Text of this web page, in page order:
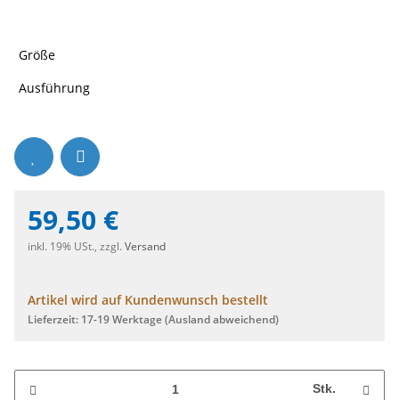
Größe
Ausführung
59,50 €
inkl. 19% USt., zzgl. Versand
Artikel wird auf Kundenwunsch bestellt
Lieferzeit: 17-19 Werktage(Ausland abweichend)
Stk.